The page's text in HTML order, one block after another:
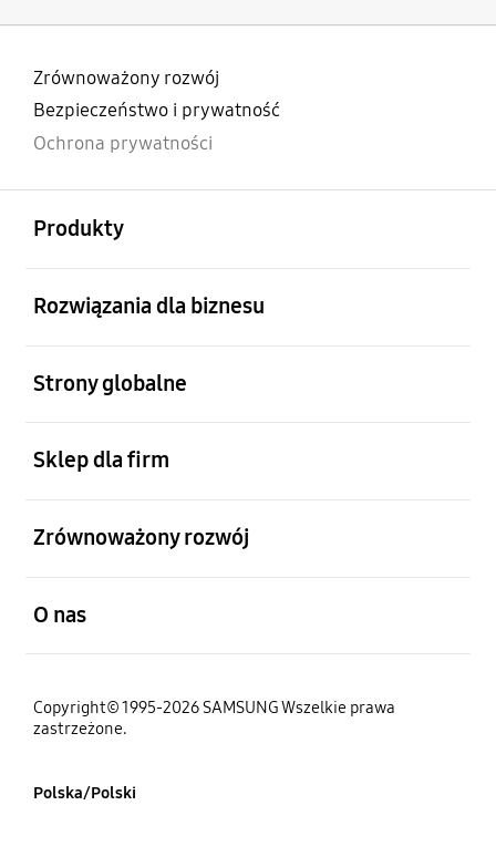
Zrównoważony rozwój
Bezpieczeństwo i prywatność
Ochrona prywatności
Produkty
Rozwiązania dla biznesu
Strony globalne
Sklep dla firm
Zrównoważony rozwój
O nas
Copyright© 1995-2026 SAMSUNG Wszelkie prawa
zastrzeżone.
Polska/Polski